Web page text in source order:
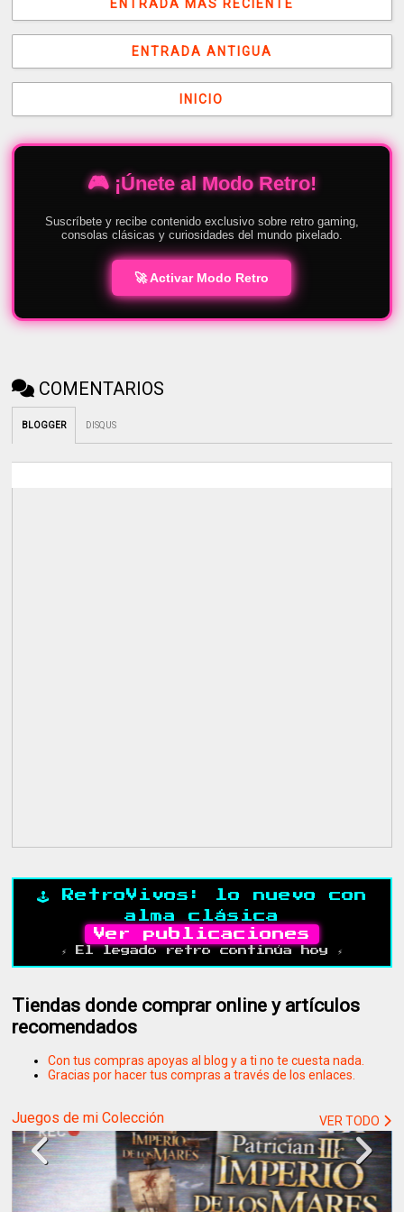
ENTRADA MÁS RECIENTE
ENTRADA ANTIGUA
INICIO
🎮 ¡Únete al Modo Retro!
Suscríbete y recibe contenido exclusivo sobre retro gaming,
consolas clásicas y curiosidades del mundo pixelado.
🚀 Activar Modo Retro
COMENTARIOS
BLOGGER DISQUS
🕹️ RetroVivos: lo nuevo con
alma clásica
Ver publicaciones
⚡ El legado retro continúa hoy ⚡
Tiendas donde comprar online y artículos
recomendados
Con tus compras apoyas al blog y a ti no te cuesta nada.
Gracias por hacer tus compras a través de los enlaces.
Juegos de mi Colección VER TODO